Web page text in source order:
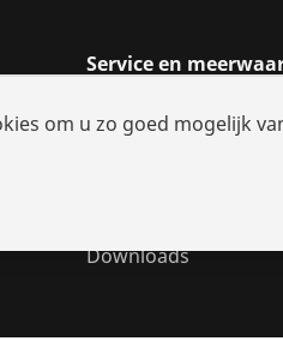
Service en
Reparatie en
Downloads
om u zo goed mogelijk